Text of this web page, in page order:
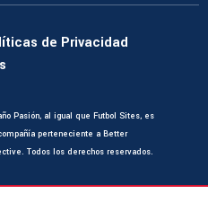
de Privacidad
Pasión, al igual que Futbol Sites, es
perteneciente a Better
Todos los derechos reservados.